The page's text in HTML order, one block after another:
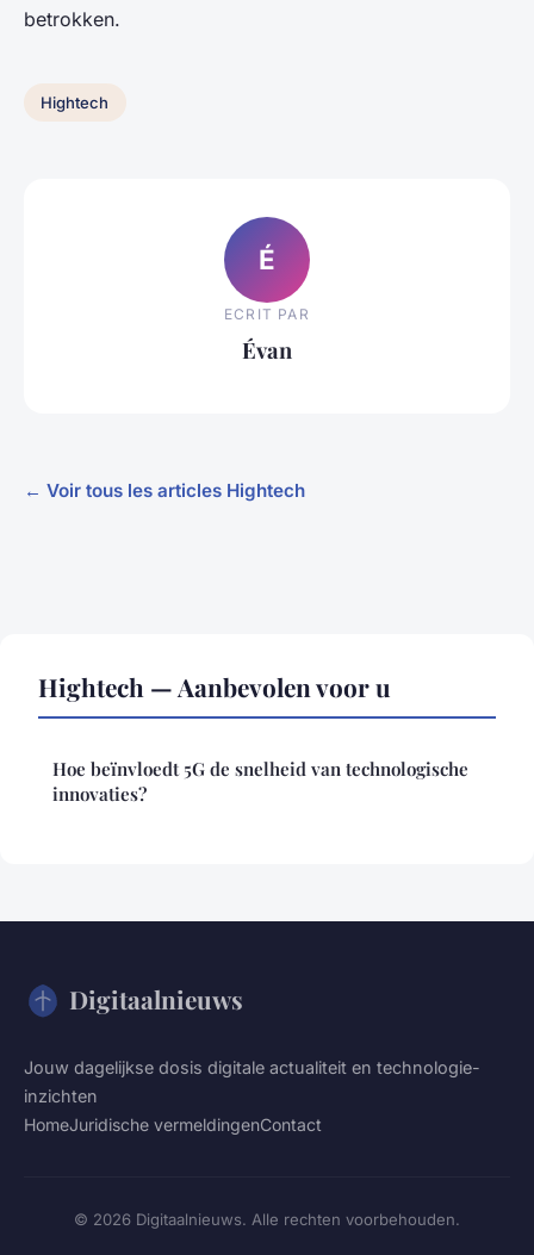
betrokken.
Hightech
É
ECRIT PAR
Évan
← Voir tous les articles Hightech
Hightech — Aanbevolen voor u
Hoe beïnvloedt 5G de snelheid van technologische
innovaties?
Digitaalnieuws
Jouw dagelijkse dosis digitale actualiteit en technologie-
inzichten
HomeJuridische vermeldingenContact
© 2026 Digitaalnieuws. Alle rechten voorbehouden.